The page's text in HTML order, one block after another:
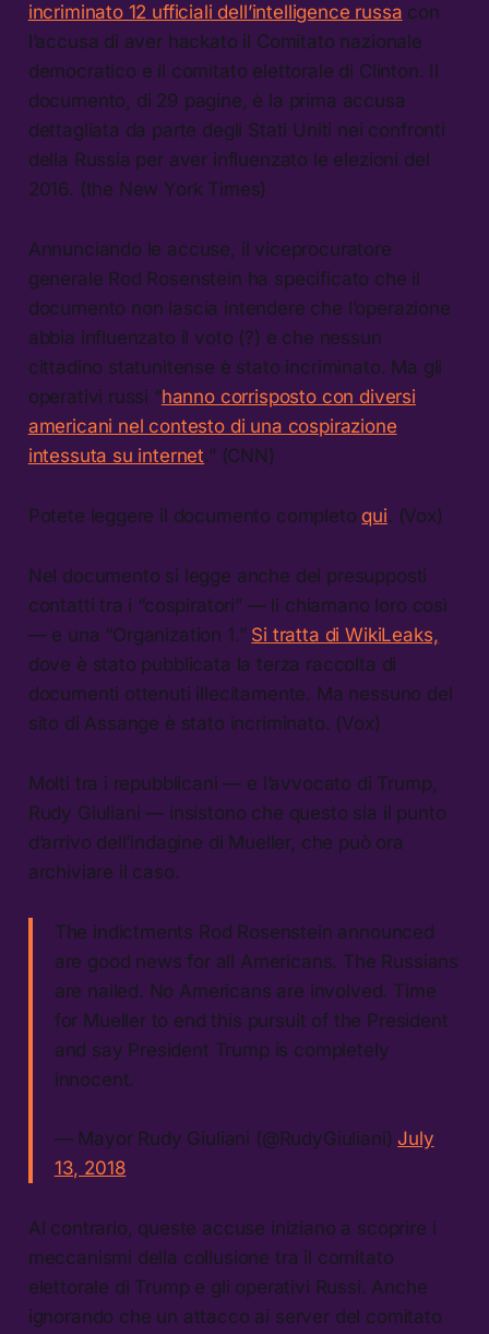
incriminato 12 ufficiali dell’intelligence russa con
l’accusa di aver hackato il Comitato nazionale
democratico e il comitato elettorale di Clinton. Il
documento, di 29 pagine, è la prima accusa
dettagliata da parte degli Stati Uniti nei confronti
della Russia per aver influenzato le elezioni del
2016. (the New York Times)
Annunciando le accuse, il viceprocuratore
generale Rod Rosenstein ha specificato che il
documento non lascia intendere che l’operazione
abbia influenzato il voto (?) e che nessun
cittadino statunitense è stato incriminato. Ma gli
operativi russi “hanno corrisposto con diversi
americani nel contesto di una cospirazione
intessuta su internet.” (CNN)
Potete leggere il documento completo qui. (Vox)
Nel documento si legge anche dei presupposti
contatti tra i “cospiratori” — li chiamano loro così
— e una “Organization 1.” Si tratta di WikiLeaks,
dove è stato pubblicata la terza raccolta di
documenti ottenuti illecitamente. Ma nessuno del
sito di Assange è stato incriminato. (Vox)
Molti tra i repubblicani — e l’avvocato di Trump,
Rudy Giuliani — insistono che questo sia il punto
d’arrivo dell’indagine di Mueller, che può ora
archiviare il caso.
The indictments Rod Rosenstein announced
are good news for all Americans. The Russians
are nailed. No Americans are involved. Time
for Mueller to end this pursuit of the President
and say President Trump is completely
innocent.
— Mayor Rudy Giuliani (@RudyGiuliani)July
13, 2018
Al contrario, queste accuse iniziano a scoprire i
meccanismi della collusione tra il comitato
elettorale di Trump e gli operativi Russi. Anche
ignorando che un attacco ai server del comitato